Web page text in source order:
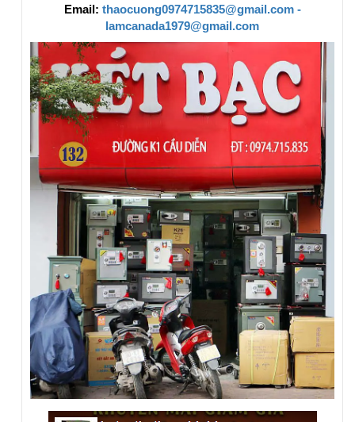
Email: thaocuong0974715835@gmail.com -
lamcanada1979@gmail.com